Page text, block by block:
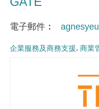
電子郵件
企業服務及商務支援 商業